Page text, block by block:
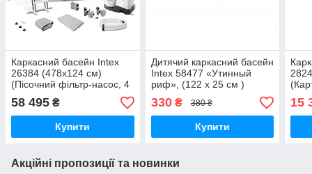
Каркасний басейн Intex
26384 (478х124 см)
(Пісочний фільтр-насос, 4
000 л/год, драбина, тент,
підстилка)
58 495 ₴
Купити
Дитячий каркасний басейн
Intex 58477 «Утинный
риф», (122 х 25 см )
330₴ 380 ₴
Купити
15
Акційні пропозиції та новинки